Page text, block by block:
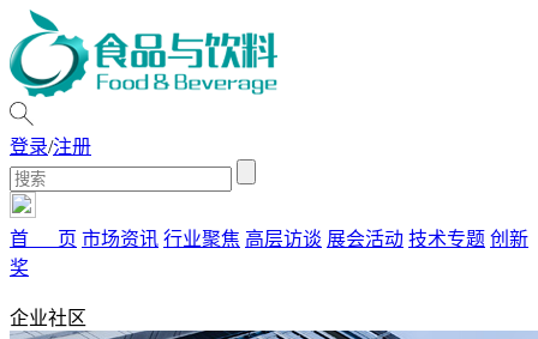
登录/注册
首 页 市场资讯 行业聚焦 高层访谈 展会活动 技术专题 创新
奖
企业社区